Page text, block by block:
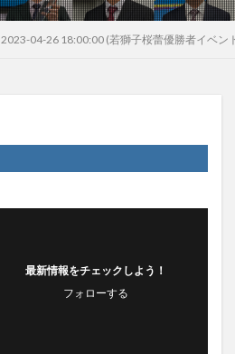
2023-04-26 18:00:00 (若獅子桜蕾優勝者イベン
最新情報をチェックしよう！
フォローする